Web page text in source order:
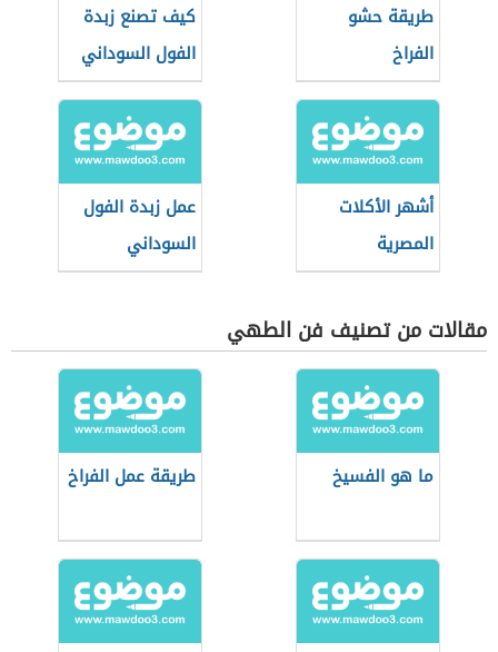
طريقة حشو
الفراخ
كيف تصنع زبدة
الفول السوداني
أشهر الأكلات
المصرية
عمل زبدة الفول
السوداني
مقالات من تصنيف فن الطهي
ما هو الفسيخ طريقة عمل الفراخ